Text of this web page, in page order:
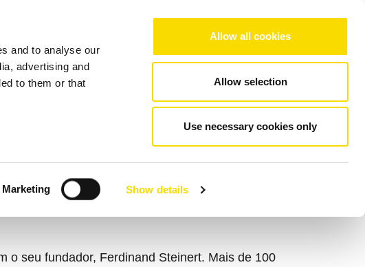
and to analyse our
advertising and
to them or that
Marketing Show details
Allow all cookies
Allow selection
Use necessary cookies only
Empresa Referências Contato
o seu fundador, Ferdinand Steinert. Mais de 100